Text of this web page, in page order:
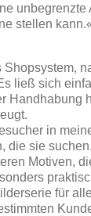
unbegrenzte
stellen
Shopsystem,
ließ sich
Handhabung
in
die sie
Motiven,
für